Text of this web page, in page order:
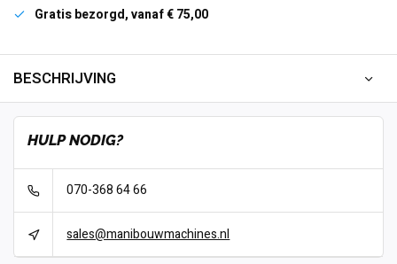
Gratis bezorgd, vanaf € 75,00
BESCHRIJVING
HULP NODIG?
070-368 64 66
sales@manibouwmachines.nl